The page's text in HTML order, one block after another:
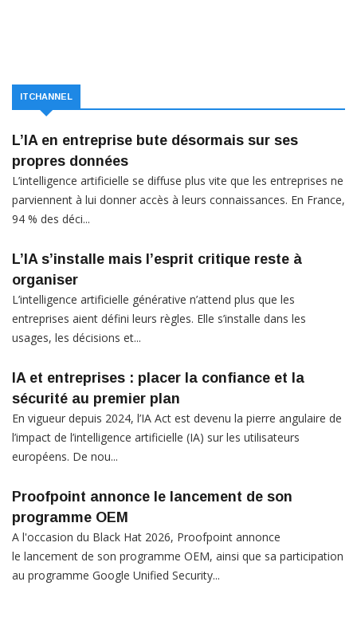
ITCHANNEL
L’IA en entreprise bute désormais sur ses
propres données
L’intelligence artificielle se diffuse plus vite que les entreprises ne
parviennent à lui donner accès à leurs connaissances. En France,
94 % des déci...
L’IA s’installe mais l’esprit critique reste à
organiser
L’intelligence artificielle générative n’attend plus que les
entreprises aient défini leurs règles. Elle s’installe dans les
usages, les décisions et...
IA et entreprises : placer la confiance et la
sécurité au premier plan
En vigueur depuis 2024, l’IA Act est devenu la pierre angulaire de
l’impact de l’intelligence artificielle (IA) sur les utilisateurs
européens. De nou...
Proofpoint annonce le lancement de son
programme OEM
A l'occasion du Black Hat 2026, Proofpoint annonce
le lancement de son programme OEM, ainsi que sa participation
au programme Google Unified Security...